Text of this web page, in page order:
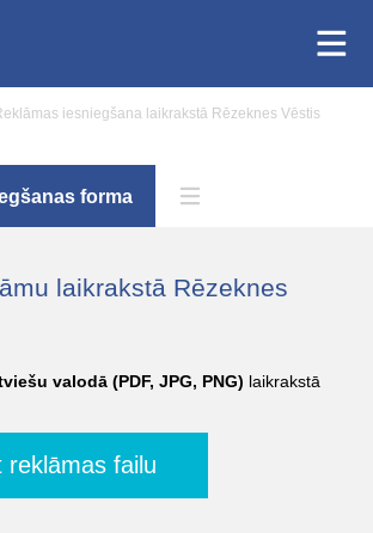
iesniegšana laikrakstā Rēzeknes Vēstis
forma
laikrakstā Rēzeknes
valodā (PDF, JPG, PNG) laikrakstā
reklāmas failu